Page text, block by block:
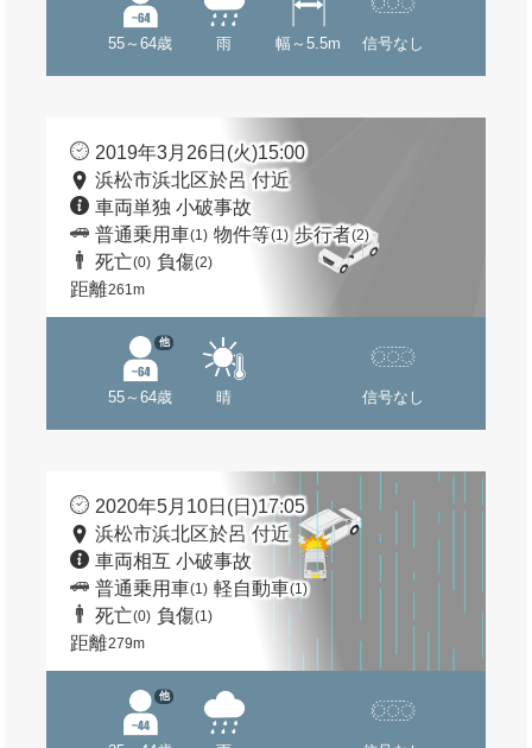
55～64歳 雨 幅～5.5m 信号なし
2019年3月26日(火)15:00
浜松市浜北区於呂 付近
車両単独 小破事故
普通乗用車(1) 物件等(1) 歩行者(2)
死亡(0) 負傷(2)
距離261m
55～64歳
他
晴 信号なし
2020年5月10日(日)17:05
浜松市浜北区於呂 付近
車両相互 小破事故
普通乗用車(1) 軽自動車(1)
死亡(0) 負傷(1)
距離279m
他